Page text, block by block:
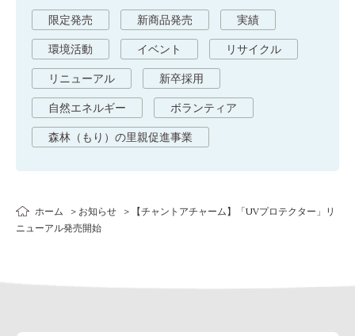
限定発売 新商品発売 実績
環境活動 イベント リサイクル
リニューアル 新卒採用
自然エネルギー ボランティア
森林（もり）の里親促進事業
ホーム お知らせ
【チャントアチャーム】「UVプロテクター」リ
ニューアル発売開始